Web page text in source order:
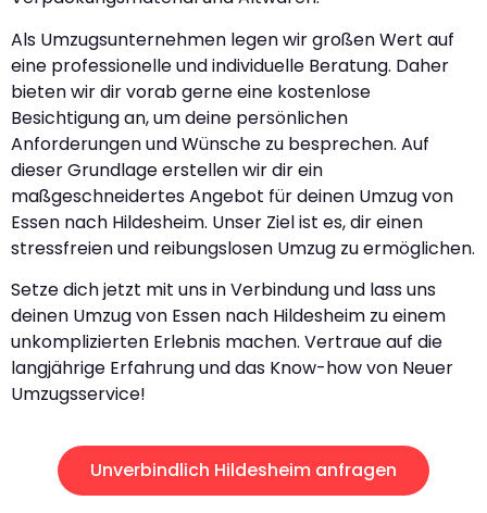
Als Umzugsunternehmen legen wir großen Wert auf
eine professionelle und individuelle Beratung. Daher
bieten wir dir vorab gerne eine kostenlose
Besichtigung an, um deine persönlichen
Anforderungen und Wünsche zu besprechen. Auf
dieser Grundlage erstellen wir dir ein
maßgeschneidertes Angebot für deinen Umzug von
Essen nach Hildesheim. Unser Ziel ist es, dir einen
stressfreien und reibungslosen Umzug zu ermöglichen.
Setze dich jetzt mit uns in Verbindung und lass uns
deinen Umzug von Essen nach Hildesheim zu einem
unkomplizierten Erlebnis machen. Vertraue auf die
langjährige Erfahrung und das Know-how von Neuer
Umzugsservice!
Unverbindlich Hildesheim anfragen